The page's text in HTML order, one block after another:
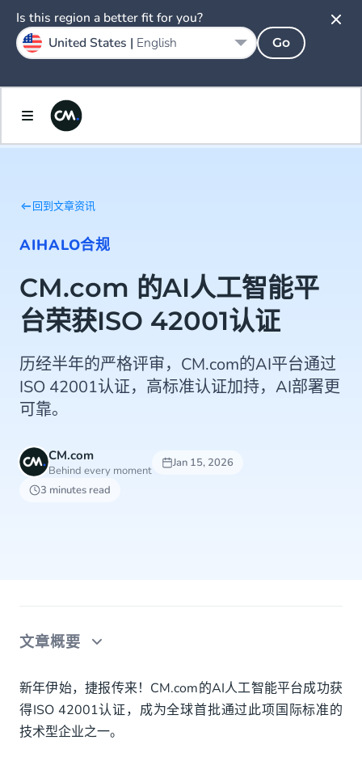
回到文章资讯
AIHALO合规
CM.com 的AI人工智能平
台荣获ISO 42001认证
历经半年的严格评审，CM.com的AI平台通过
ISO 42001认证，高标准认证加持，AI部署更
可靠。
CM.com
Behind every moment
Jan 15, 2026
3 minutes read
文章概要
六个月淬炼，五大原则铸基石
BSI权威背书：安全与伦理的实践典范
新年伊始，捷报传来！CM.com的AI人工智能平台成功获
得ISO 42001认证，成为全球首批通过此项国际标准的
技术型企业之一。
Is this region a better fit for you?
United States | English Go